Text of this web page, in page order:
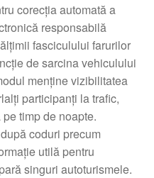
corecția automată a
responsabilă
fasciculului farurilor
de sarcina vehiculului
menține vizibilitatea
participanți la trafic,
timp de noapte.
coduri precum
utilă pentru
singuri autoturismele.